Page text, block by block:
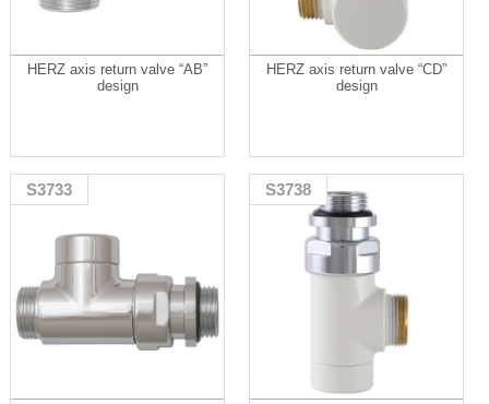
HERZ axis return valve “AB”
design
HERZ axis return valve “CD”
design
S3733 S3738